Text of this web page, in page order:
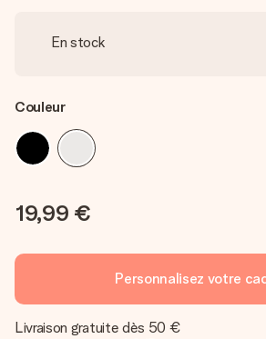
En stock
Couleur
19,99 €
Personnalisez votre
Livraison gratuite dès 50 €